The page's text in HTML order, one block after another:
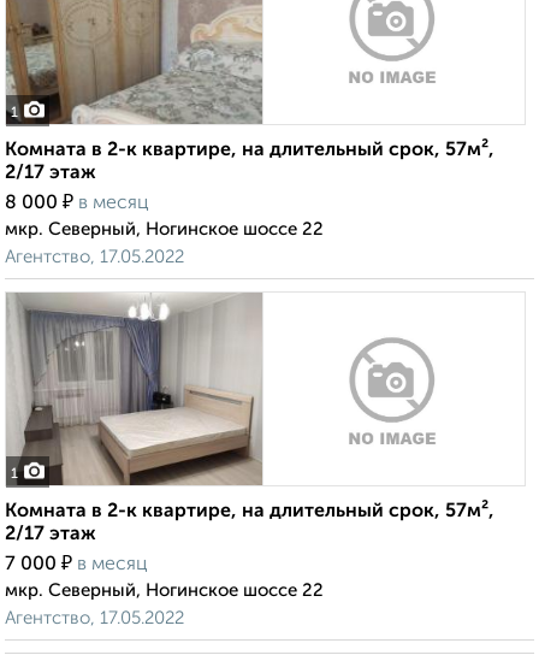
1
Комната в 2-к квартире, на длительный срок, 57м²,
2/17 этаж
8 000 ₽ в месяц
мкр. Северный, Ногинское шоссе 22
Агентство, 17.05.2022
1
Комната в 2-к квартире, на длительный срок, 57м²,
2/17 этаж
7 000 ₽ в месяц
мкр. Северный, Ногинское шоссе 22
Агентство, 17.05.2022